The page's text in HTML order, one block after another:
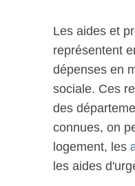
Les aides et
représentent
dépenses en
sociale. Ces
des
connues, on
logement, les
les aides